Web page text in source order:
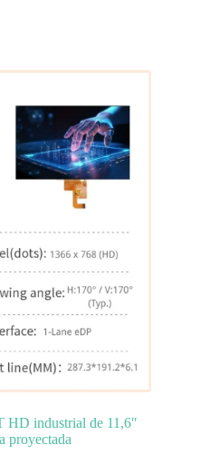
industrial de 11,6″
proyectada